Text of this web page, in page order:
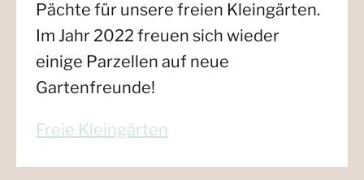
Freie Kleingärten